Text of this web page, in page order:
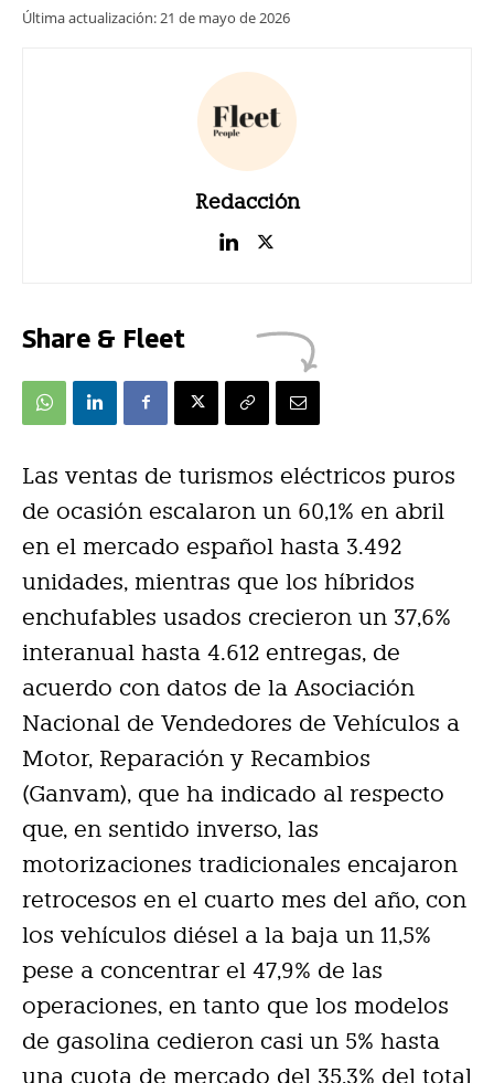
Última actualización:21 de mayo de 2026
Redacción
Share & Fleet
Las ventas de turismos eléctricos puros
de ocasión escalaron un 60,1% en abril
en el mercado español hasta 3.492
unidades, mientras que los híbridos
enchufables usados crecieron un 37,6%
interanual hasta 4.612 entregas, de
acuerdo con datos de la Asociación
Nacional de Vendedores de Vehículos a
Motor, Reparación y Recambios
(Ganvam), que ha indicado al respecto
que, en sentido inverso, las
motorizaciones tradicionales encajaron
retrocesos en el cuarto mes del año, con
los vehículos diésel a la baja un 11,5%
pese a concentrar el 47,9% de las
operaciones, en tanto que los modelos
de gasolina cedieron casi un 5% hasta
una cuota de mercado del 35,3% del total